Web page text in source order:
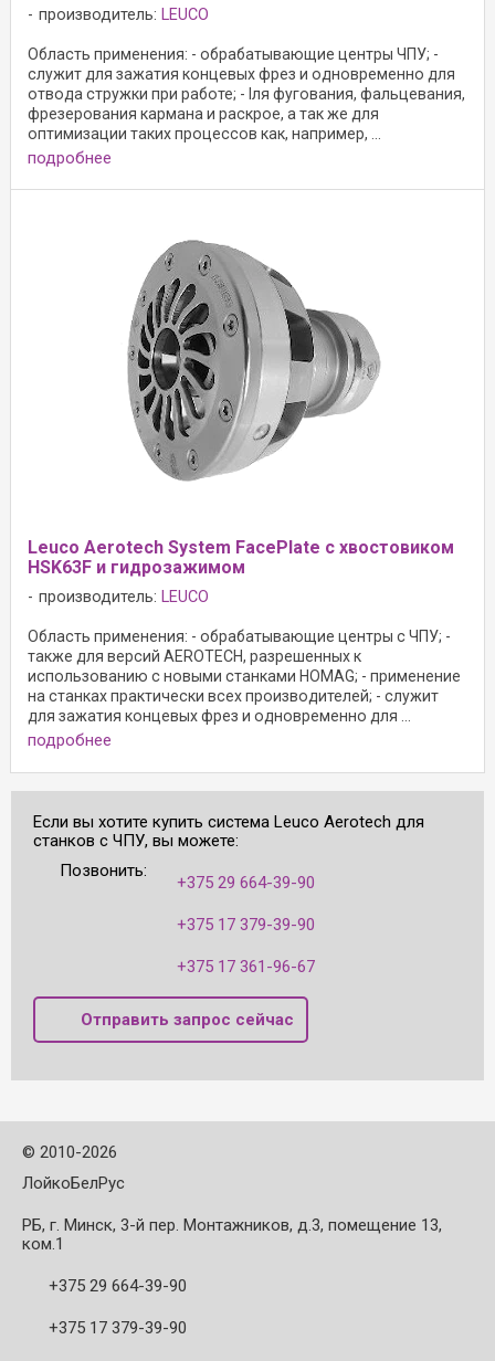
производитель: LEUCO
Область применения: - обрабатывающие центры ЧПУ; -
служит для зажатия концевых фрез и одновременно для
отвода стружки при работе; - lля фугования, фальцевания,
фрезерования кармана и раскрое, а так же для
оптимизации таких процессов как, например, ...
подробнее
Leuco Aerotech System FacePlate с хвостовиком
HSK63F и гидрозажимом
производитель: LEUCO
Область применения: - обрабатывающие центры с ЧПУ; -
также для версий AEROTECH, разрешенных к
использованию с новыми станками HOMAG; - применение
на станках практически всех производителей; - служит
для зажатия концевых фрез и одновременно для ...
подробнее
Если вы хотите купить система Leuco Aerotech для
станков с ЧПУ, вы можете:
Позвонить:
+375 29 664-39-90
+375 17 379-39-90
+375 17 361-96-67
Отправить запрос сейчас
© 2010-2026
ЛойкоБелРус
РБ, г. Минск, 3-й пер. Монтажников, д.3, помещение 13,
ком.1
+375 29 664-39-90
+375 17 379-39-90